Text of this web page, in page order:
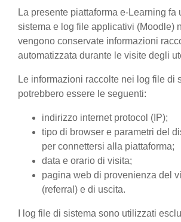
La presente piattaforma e-Learning fa
sistema e log file applicativi (Moodle)
vengono conservate informazioni
automatizzata durante le visite degli
Le informazioni raccolte nei log file di
potrebbero essere le seguenti:
indirizzo internet protocol (IP);
tipo di browser e parametri del
per connettersi alla piattaforma;
data e orario di visita;
pagina web di provenienza del
(referral) e di uscita.
I log file di sistema sono utilizzati